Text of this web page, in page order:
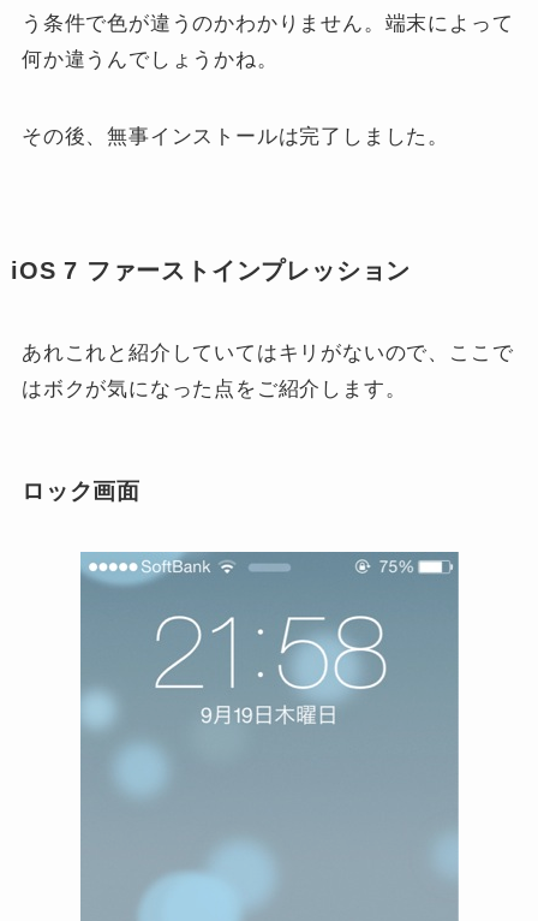
う条件で色が違うのかわかりません。端末によって
何か違うんでしょうかね。
その後、無事インストールは完了しました。
iOS 7 ファーストインプレッション
あれこれと紹介していてはキリがないので、ここで
はボクが気になった点をご紹介します。
ロック画面